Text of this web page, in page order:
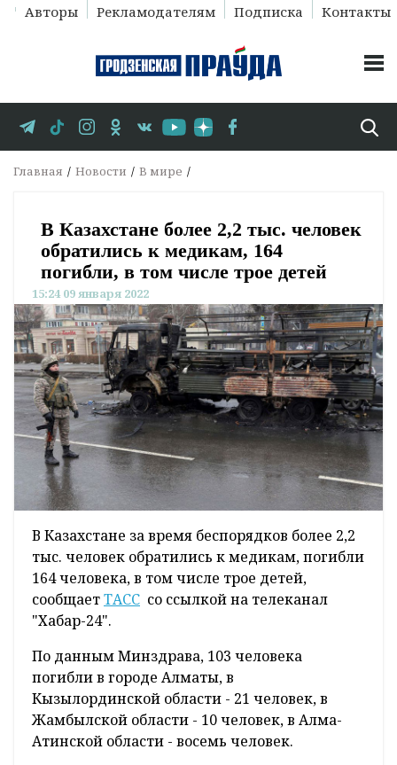
Авторы Рекламодателям Подписка Контакты
Главная Новости В мире
В Казахстане более 2,2 тыс. человек
обратились к медикам, 164
погибли, в том числе трое детей
15:24 09 января 2022
В Казахстане за время беспорядков более 2,2
тыс. человек обратились к медикам, погибли
164 человека, в том числе трое детей,
сообщаетТАСС со ссылкой на телеканал
"Хабар-24".
По данным Минздрава, 103 человека
погибли в городе Алматы, в
Кызылординской области - 21 человек, в
Жамбылской области - 10 человек, в Алма-
Атинской области - восемь человек.